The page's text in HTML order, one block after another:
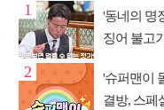
1
'동네의 명
징어 불고
2
'슈퍼맨이
결방, 스페